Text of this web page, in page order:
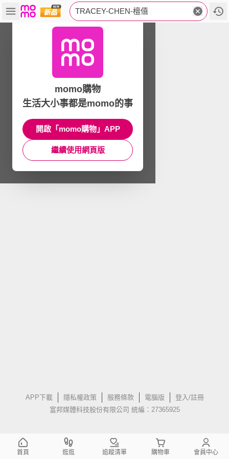
TRACEY-CHEN-檀僖
APP下載 隱私權政策 服務條款 電腦版
登入/註冊
富邦媒體科技股份有限公司 統編：27365925
momo購物
生活大小事都是momo的事
開啟「momo購物」APP
繼續使用網頁版
首頁 逛逛 追蹤清單 購物車 會員中心